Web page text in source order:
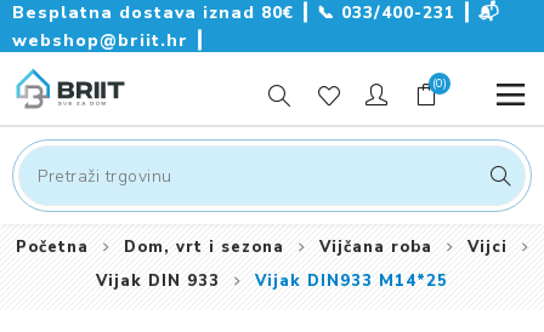
Besplatna dostava iznad 80€ ┃ 📞 033/400-231
📬
webshop@briit.hr
(0)
Početna Dom, vrt i sezona Vijčana roba
Vijci
Vijak DIN 933
Vijak DIN933 M14*25